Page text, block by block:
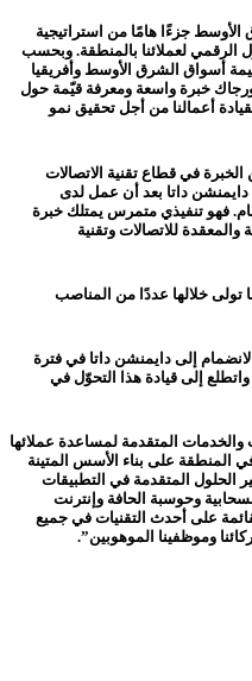
جزءًا هامًا من استراتيجية
الرقمي لعملائنا بالمنطقة. وبحسب
أسواق الشرق الأوسط وأفريقيا
في العام 2027. يجلب بورجاك خبرة واسعة ومعرفة قيّمة حول
أعمالنا من أجل تحقيق نمو
أن بورجاك يمتلك 20 عامًا من الخبرة في قطاع تقنية الاتصالات
داتا بعد أن عمل لدى
فهو تنفيذي متمرس يمتلك خبرة
للاتصالات وتقنية
قبل ذلك مع آي بي إم لمدة 18 عامًا تولى خلالها عددًا من المناصب
إلى دايمنشن داتا في فترة
إلى قيادة هذا التحوّل في
والخدمات المتقدمة لمساعدة عملائها
المنطقة على بناء الأسس المتينة
الحلول المتقدمة في التطبيقات
وحوسبة الحافة وإنترنت
على أحدث التقنيات في جميع
وموظفينا الموهوبين”.